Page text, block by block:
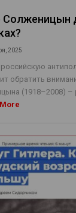
Солженицын
2025
обратить
(1918–2008) –